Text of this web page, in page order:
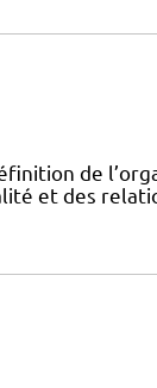
de
et des